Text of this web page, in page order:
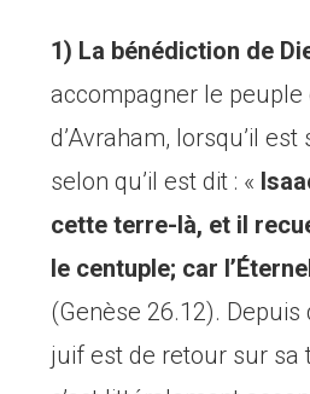
1) La bénédiction de
accompagner le peuple
d’Avraham, lorsqu’il
selon qu’il est dit : «
cette terre-là, et il
le centuple; car
(Genèse 26.12).
juif est de retour sur sa